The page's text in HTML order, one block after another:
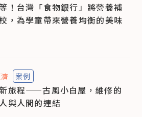
！台灣「食物銀行」將營養補
，為學童帶來營養均衡的美味
案例
旅程——古風小白屋，維修的
與人間的連結